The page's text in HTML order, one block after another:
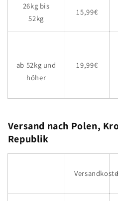
26kg bis
52kg
15,99€
ab 52kg und
höher
19,99€
Versand nach Polen,
Republik